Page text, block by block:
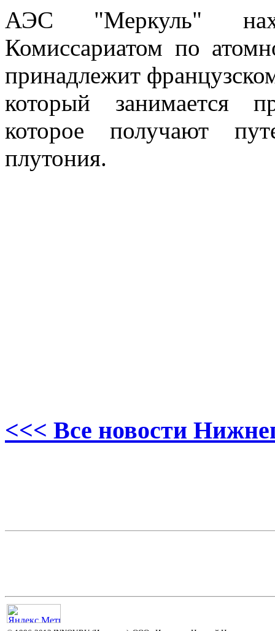
АЭС "Меркуль"
Комиссариатом по
принадлежит
который занимается
которое получают
плутония.
<<< Все новости